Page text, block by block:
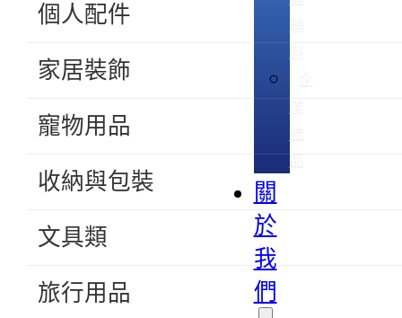
關
於
我
們
個人配件
家居裝飾
寵物用品
收納與包裝
文具類
旅行用品